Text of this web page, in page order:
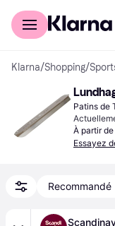
Acheter avec Klarna
Klarna/Shopping/
Patins de
À partir
Essayez
Recommandé